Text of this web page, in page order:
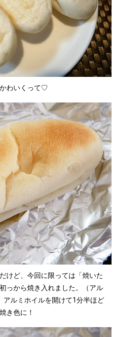
わいくって♡
けど、今回に限っては「焼いた
っから焼き入れました。（アル
アルミホイルを開けて1分半ほど
き色に！